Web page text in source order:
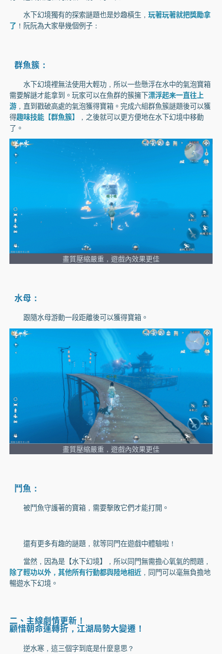
水下幻境獨有的探索謎題也是妙趣橫生， 玩著玩著就把獎勵拿
了 ！阮阮為大家舉幾個例子：
群魚簇：
水下幻境裡無法使用大輕功，所以一些懸浮在水中的氣泡寶箱
需要解謎才能拿到。玩家可以在魚群的簇擁下漂浮起来一直往上
游，直到戳破高處的氣泡獲得寶箱。完成六組群魚簇謎題後可以獲
得趣味技能【群魚簇】
，之後就可以更方便地在水下幻境中移動
了。
畫質壓縮嚴重，遊戲內效果更佳
水母：
跟隨水母游動一段距離後可以獲得寶箱。
畫質壓縮嚴重，遊戲內效果更佳
鬥魚：
被鬥魚守護著的寶箱，需要擊敗它們才能打開。
還有更多有趣的謎題，就等同門在遊戲中體驗啦！
當然，因為是【水下幻境】，所以同門無需擔心氧氣的問題，
除了輕功以外，其他所有行動都與陸地相近，同門可以毫無負擔地
暢遊水下幻境。
二、主線劇情更新！
顧惜朝命運轉折，江湖局勢大變遷！
逆水寒，這三個字到底是什麼意思？